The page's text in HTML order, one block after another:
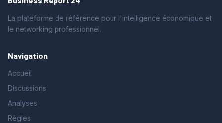
La plateforme de référence pour l'intelligence économique et
le networking professionnel.
Navigation
Accueil
Discussions
Analyses
Règles